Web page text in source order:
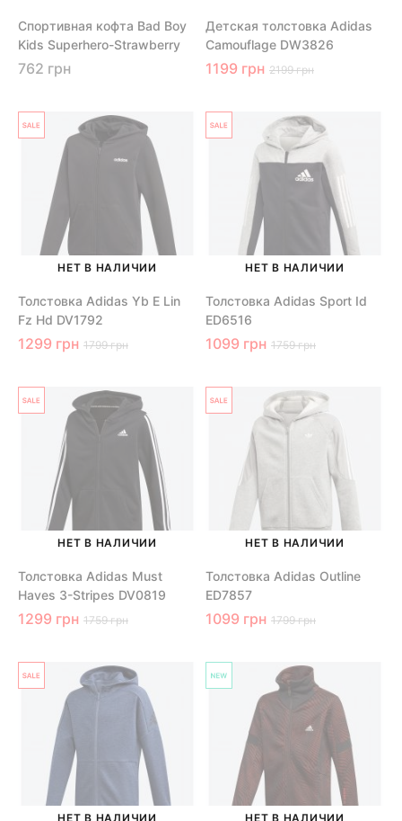
Спортивная кофта Bad Boy
Kids Superhero-Strawberry
762 грн
Детская толстовка Adidas
Camouflage DW3826
1199 грн 2199 грн
НЕТ В НАЛИЧИИ
Толстовка Adidas Yb E Lin
Fz Hd DV1792
1299 грн 1799 грн
НЕТ В НАЛИЧИИ
Толстовка Adidas Sport Id
ED6516
1099 грн 1759 грн
НЕТ В НАЛИЧИИ
Толстовка Adidas Must
Haves 3-Stripes DV0819
1299 грн 1759 грн
НЕТ В НАЛИЧИИ
Толстовка Adidas Outline
ED7857
1099 грн 1799 грн
НЕТ В НАЛИЧИИ НЕТ В НАЛИЧИИ